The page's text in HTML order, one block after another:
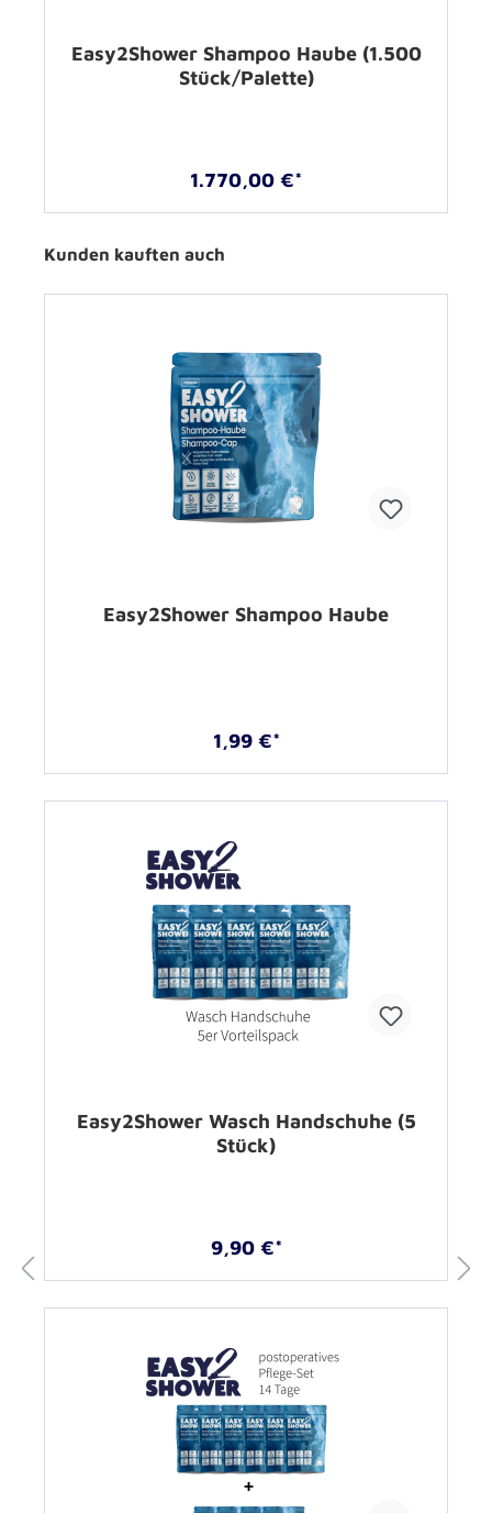
Easy2Shower Shampoo Haube (1.500
Stück/Palette)
1.770,00 €*
Kunden kauften auch
Easy2Shower Shampoo Haube
1,99 €*
Easy2Shower Wasch Handschuhe (5
Stück)
9,90 €*